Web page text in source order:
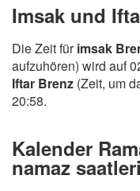
Imsak und
Die Zeit fürimsak
aufzuhören) wird auf
Iftar Brenz (Zeit, um
20:58.
Kalender
namaz saatleri